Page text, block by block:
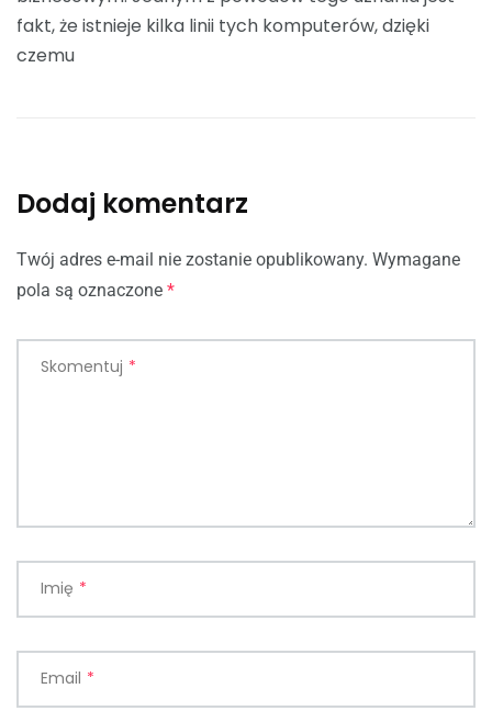
fakt, że istnieje kilka linii tych komputerów, dzięki
czemu
Dodaj komentarz
Twój adres e-mail nie zostanie opublikowany. Wymagane
pola są oznaczone *
Skomentuj *
Imię *
Email *